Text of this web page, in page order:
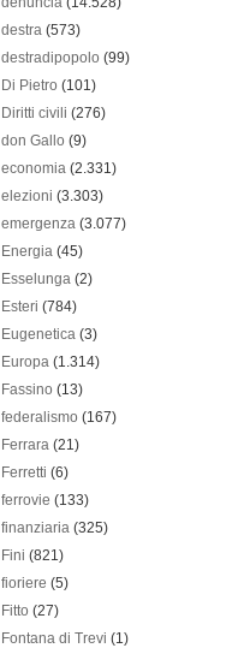
destra (573)
destradipopolo (99)
Di Pietro (101)
Diritti civili (276)
don Gallo (9)
economia (2.331)
elezioni (3.303)
emergenza (3.077)
Energia (45)
Esselunga (2)
Esteri (784)
Eugenetica (3)
Europa (1.314)
Fassino (13)
federalismo (167)
Ferrara (21)
Ferretti (6)
ferrovie (133)
finanziaria (325)
Fini (821)
fioriere (5)
Fitto (27)
Fontana di Trevi (1)